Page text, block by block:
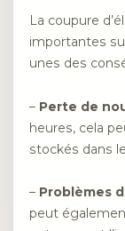
La coupure
importantes
unes des
– Perte de
heures, cela
stockés dans
– Problèmes
peut